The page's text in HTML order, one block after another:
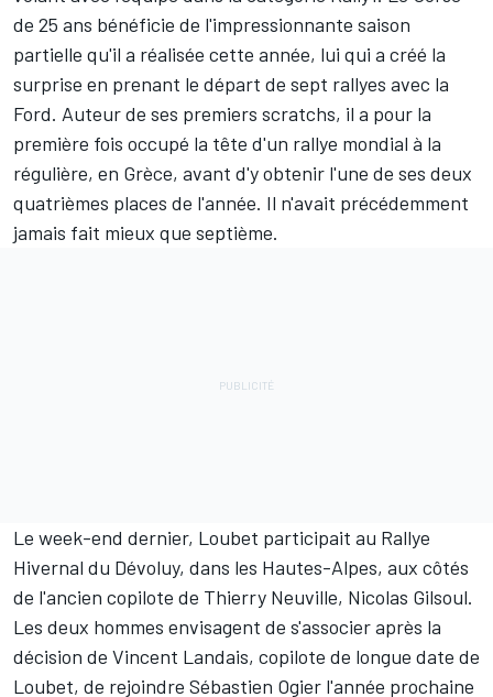
de 25 ans bénéficie de l'impressionnante saison
partielle qu'il a réalisée cette année, lui qui a créé la
surprise en prenant le départ de sept rallyes avec la
Ford. Auteur de ses premiers scratchs, il a pour la
première fois occupé la tête d'un rallye mondial à la
régulière, en Grèce, avant d'y obtenir l'une de ses deux
quatrièmes places de l'année. Il n'avait précédemment
jamais fait mieux que septième.
Le week-end dernier, Loubet participait au Rallye
Hivernal du Dévoluy, dans les Hautes-Alpes, aux côtés
de l'ancien copilote de Thierry Neuville, Nicolas Gilsoul.
Les deux hommes envisagent de s'associer après la
décision de Vincent Landais, copilote de longue date de
Loubet, de rejoindre Sébastien Ogier l'année prochaine